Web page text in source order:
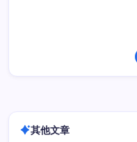
其他文章